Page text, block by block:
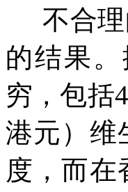
不合
的结果
穷，包括
港元）维
度，而在